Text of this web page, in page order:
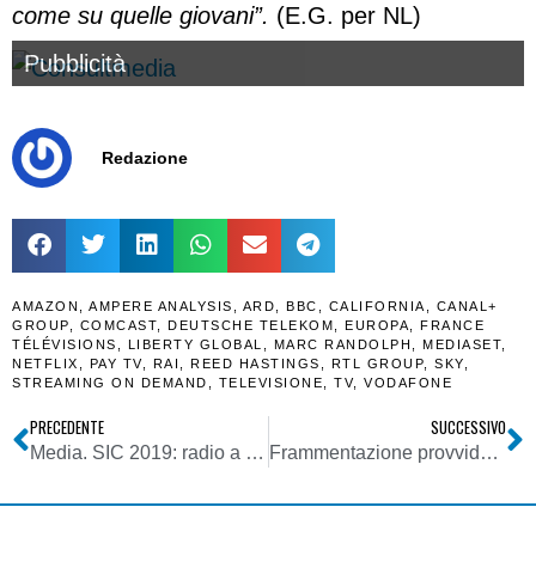
come su quelle giovani”. (E.G. per NL)
Pubblicità
Redazione
AMAZON AMPERE ANALYSIS ARD BBC CALIFORNIA
CANAL+
GROUP
COMCAST DEUTSCHE TELEKOM EUROPA
FRANCE
TÉLÉVISIONS
LIBERTY GLOBAL MARC RANDOLPH MEDIASET
NETFLIX
PAY TV, RAI REED HASTINGS RTL GROUP SKY
STREAMING ON DEMAND
TELEVISIONE TV, VODAFONE
PRECEDENTE
Media. SIC 2019: radio a 8%, tv ancora dominante. Ma peso pay IP sale a quasi 40% dei ricavi specifici
SUCCESSIVO
Frammentazione provvidenziale